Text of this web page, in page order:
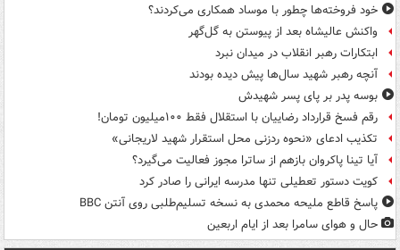
خود فروخته‌ها چطور با موساد همکاری می‌کردند؟
واکنش عالیشاه بعد از پیوستن به گل‌گهر
ابتکارات رهبر انقلاب در میدان نبرد
آنچه رهبر شهید سال‌ها پیش دیده بودند
بوسه‌ پدر بر پای پسر شهیدش
رقم فسخ قرارداد رضاییان با استقلال فقط ۱۰۰میلیون تومان!
تکذیب ادعای «نحوه ردزنی محل استقرار شهید لاریجانی»
آیا تینا پاکروان بازهم از ساترا مجوز فعالیت می‌گیرد؟
کویت دستور تعطیلی تنها مدرسه ایرانی را صادر کرد
پاسخ قاطع ملیحه محمدی به نسخه تسلیم‌طلبی روی آنتن BBC
حال و هوای سامرا بعد از ایام اربعین